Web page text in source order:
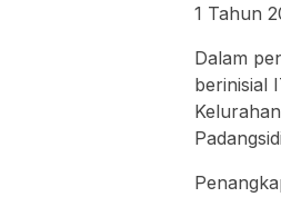
1 Tahun
Dalam
berinisial